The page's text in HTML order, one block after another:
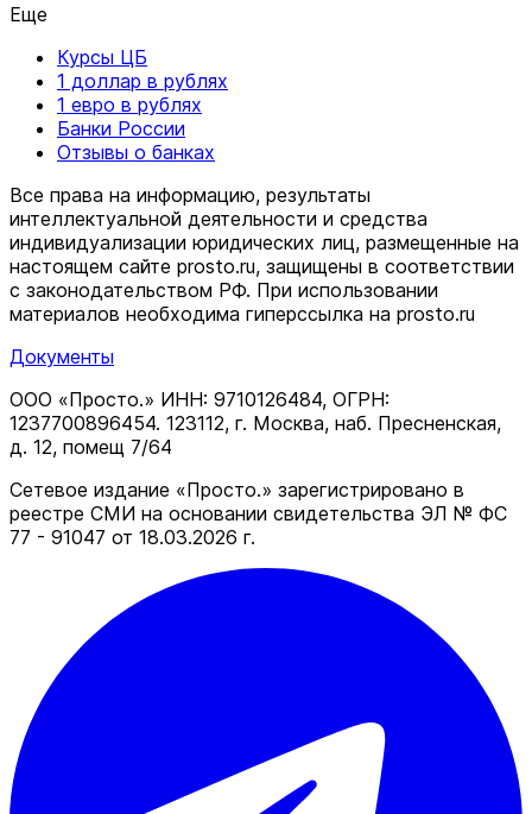
Еще
Курсы ЦБ
1 доллар в рублях
1 евро в рублях
Банки России
Отзывы о банках
Все права на информацию, результаты
интеллектуальной деятельности и средства
индивидуализации юридических лиц, размещенные на
настоящем сайте prosto.ru, защищены в соответствии
c законодательством РФ. При использовании
материалов необходима гиперссылка на prosto.ru
Документы
ООО «Просто.» ИНН: 9710126484, ОГРН:
1237700896454. 123112, г. Москва, наб. Пресненская,
д. 12, помещ 7/64
Сетевое издание «Просто.» зарегистрировано в
реестре СМИ на основании свидетельства ЭЛ № ФС
77 - 91047 от 18.03.2026 г.